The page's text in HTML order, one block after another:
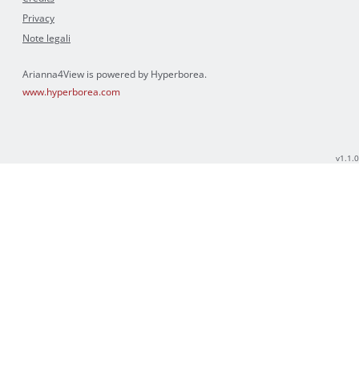
Privacy
Note legali
Arianna4View is powered by Hyperborea.
www.hyperborea.com
v1.1.0